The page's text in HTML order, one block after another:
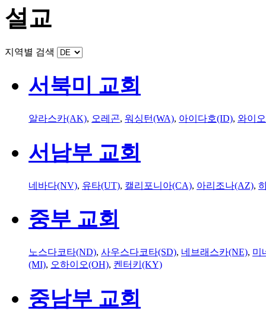
설교
지역별 검색
서북미 교회
알라스카(AK), 오레곤, 워싱턴(WA), 아이다호(ID), 와이
서남부 교회
네바다(NV), 유타(UT), 캘리포니아(CA), 아리조나(AZ),
중부 교회
노스다코타(ND), 사우스다코타(SD), 네브래스카(NE), 미
(MI), 오하이오(OH), 켄터키(KY)
중남부 교회